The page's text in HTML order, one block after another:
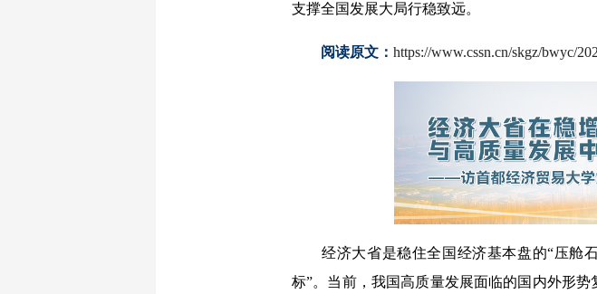
支撑全国发展大局行稳致远。
阅读原文： https://www.cssn.cn/skgz/bwyc/
经济大省是稳住全国经济基本盘的“压舱石
标”。当前，我国高质量发展面临的国内外形